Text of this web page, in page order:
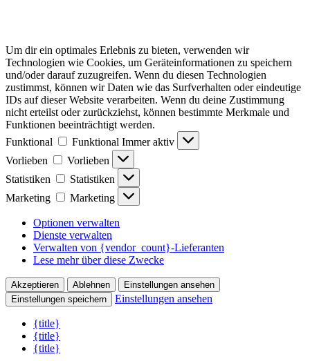
Um dir ein optimales Erlebnis zu bieten, verwenden wir
Technologien wie Cookies, um Geräteinformationen zu speichern
und/oder darauf zuzugreifen. Wenn du diesen Technologien
zustimmst, können wir Daten wie das Surfverhalten oder eindeutige
IDs auf dieser Website verarbeiten. Wenn du deine Zustimmung
nicht erteilst oder zurückziehst, können bestimmte Merkmale und
Funktionen beeinträchtigt werden.
Funktional
Funktional Immer aktiv
Vorlieben
Vorlieben
Statistiken
Statistiken
Marketing
Marketing
Optionen verwalten
Dienste verwalten
Verwalten von {vendor_count}-Lieferanten
Lese mehr über diese Zwecke
Akzeptieren Ablehnen
Einstellungen ansehen
Einstellungen speichern
Einstellungen ansehen
{title}
{title}
{title}